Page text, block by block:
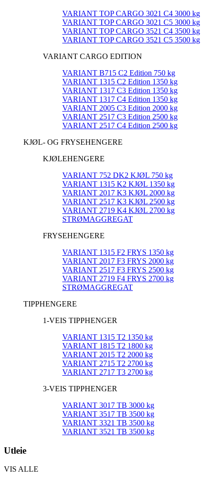
VARIANT TOP CARGO 3021 C4 3000 kg
VARIANT TOP CARGO 3021 C5 3000 kg
VARIANT TOP CARGO 3521 C4 3500 kg
VARIANT TOP CARGO 3521 C5 3500 kg
VARIANT CARGO EDITION
VARIANT B715 C2 Edition 750 kg
VARIANT 1315 C2 Edition 1350 kg
VARIANT 1317 C3 Edition 1350 kg
VARIANT 1317 C4 Edition 1350 kg
VARIANT 2005 C3 Edition 2000 kg
VARIANT 2517 C3 Edition 2500 kg
VARIANT 2517 C4 Edition 2500 kg
KJØL- OG FRYSEHENGERE
KJØLEHENGERE
VARIANT 752 DK2 KJØL 750 kg
VARIANT 1315 K2 KJØL 1350 kg
VARIANT 2017 K3 KJØL 2000 kg
VARIANT 2517 K3 KJØL 2500 kg
VARIANT 2719 K4 KJØL 2700 kg
STRØMAGGREGAT
FRYSEHENGERE
VARIANT 1315 F2 FRYS 1350 kg
VARIANT 2017 F3 FRYS 2000 kg
VARIANT 2517 F3 FRYS 2500 kg
VARIANT 2719 F4 FRYS 2700 kg
STRØMAGGREGAT
TIPPHENGERE
1-VEIS TIPPHENGER
VARIANT 1315 T2 1350 kg
VARIANT 1815 T2 1800 kg
VARIANT 2015 T2 2000 kg
VARIANT 2715 T2 2700 kg
VARIANT 2717 T3 2700 kg
3-VEIS TIPPHENGER
VARIANT 3017 TB 3000 kg
VARIANT 3517 TB 3500 kg
VARIANT 3321 TB 3500 kg
VARIANT 3521 TB 3500 kg
Utleie
VIS ALLE